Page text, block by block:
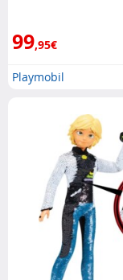
99,95€
Playmobil